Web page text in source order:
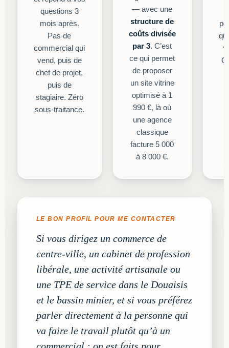
questions 3
mois après.
Pas de
commercial qui
vend, puis de
chef de projet,
puis de
stagiaire. Zéro
sous-traitance.
— avec une
structure de
coûts divisée
par 3. C’est
ce qui permet
de proposer
un site vitrine
optimisé à 1
990 €, là où
une agence
classique
facture 5 000
à 8 000 €.
LE BON PROFIL POUR ME CONTACTER
Si vous dirigez un commerce de
centre-ville, un cabinet de profession
libérale, une activité artisanale ou
une TPE de service dans le Douaisis
et le bassin minier, et si vous préférez
parler directement à la personne qui
va faire le travail plutôt qu’à un